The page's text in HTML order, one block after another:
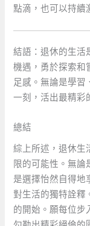
點滴，也可以持續
結語：退休的生活
機遇，勇於探索和
足感。無論是學習
一刻，活出最精彩
總結
綜上所述，退休生
限的可能性。無論
是選擇怡然自得地
對生活的獨特詮釋
的開始。願每位步